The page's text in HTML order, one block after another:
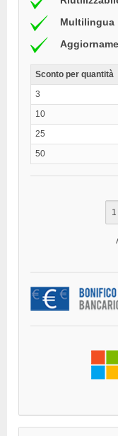
Multilingua
Sconto per quantità
3
10
25
50